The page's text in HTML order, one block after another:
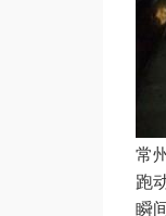
常
跑
瞬